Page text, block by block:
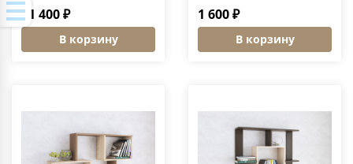
11 400 ₽
В корзину
1 600 ₽
В корзину